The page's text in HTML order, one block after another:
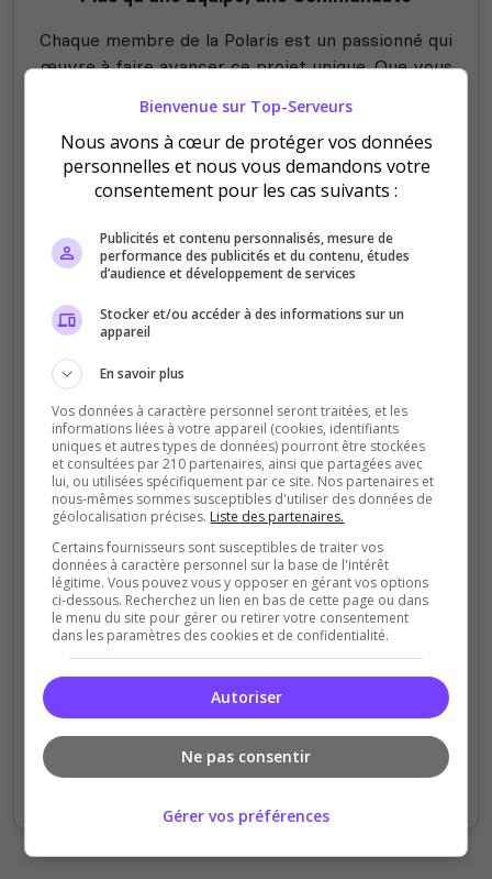
Chaque membre de la Polaris est un passionné qui
œuvre à faire avancer ce projet unique. Que vous
vétéran de la simulation ou simplement un curieux
en quête d'un défi et de camaraderie, vous avez
votre place. L'exigence est notre norme, la
fraternité est notre force.
Prêt à commencer votre aventure ?
Un recruteur vous attend sur notre Discord pour
répondre à toutes vos questions et vous guider
Rejoignez notre Discord :
https://discord.gg/brigadepolaris
Visitez notre Site Web : https://brigade-
polaris.fr/
Suivez-nous sur Instagram :
https://www.instagram.com/brigade_polaris/
Découvrez nos actions sur YouTube :
https://www.youtube.com/@BrigadePolaris
L'étoile nous guide. La victoire nous unit. Serez-
vous des nôtres ?
Bienvenue sur Top-Serveurs
Nous avons à cœur de protéger vos données
personnelles et nous vous demandons votre
consentement pour les cas suivants :
Publicités et contenu personnalisés, mesure de
performance des publicités et du contenu, études
d’audience et développement de services
Stocker et/ou accéder à des informations sur un
appareil
En savoir plus
Vos données à caractère personnel seront traitées, et les
informations liées à votre appareil (cookies, identifiants
uniques et autres types de données) pourront être stockées
et consultées par 210 partenaires, ainsi que partagées avec
lui, ou utilisées spécifiquement par ce site. Nos partenaires et
nous-mêmes sommes susceptibles d'utiliser des données de
géolocalisation précises. Liste des partenaires.
Certains fournisseurs sont susceptibles de traiter vos
données à caractère personnel sur la base de l'intérêt
légitime. Vous pouvez vous y opposer en gérant vos options
ci-dessous. Recherchez un lien en bas de cette page ou dans
le menu du site pour gérer ou retirer votre consentement
dans les paramètres des cookies et de confidentialité.
Autoriser
Ne pas consentir
Gérer vos préférences